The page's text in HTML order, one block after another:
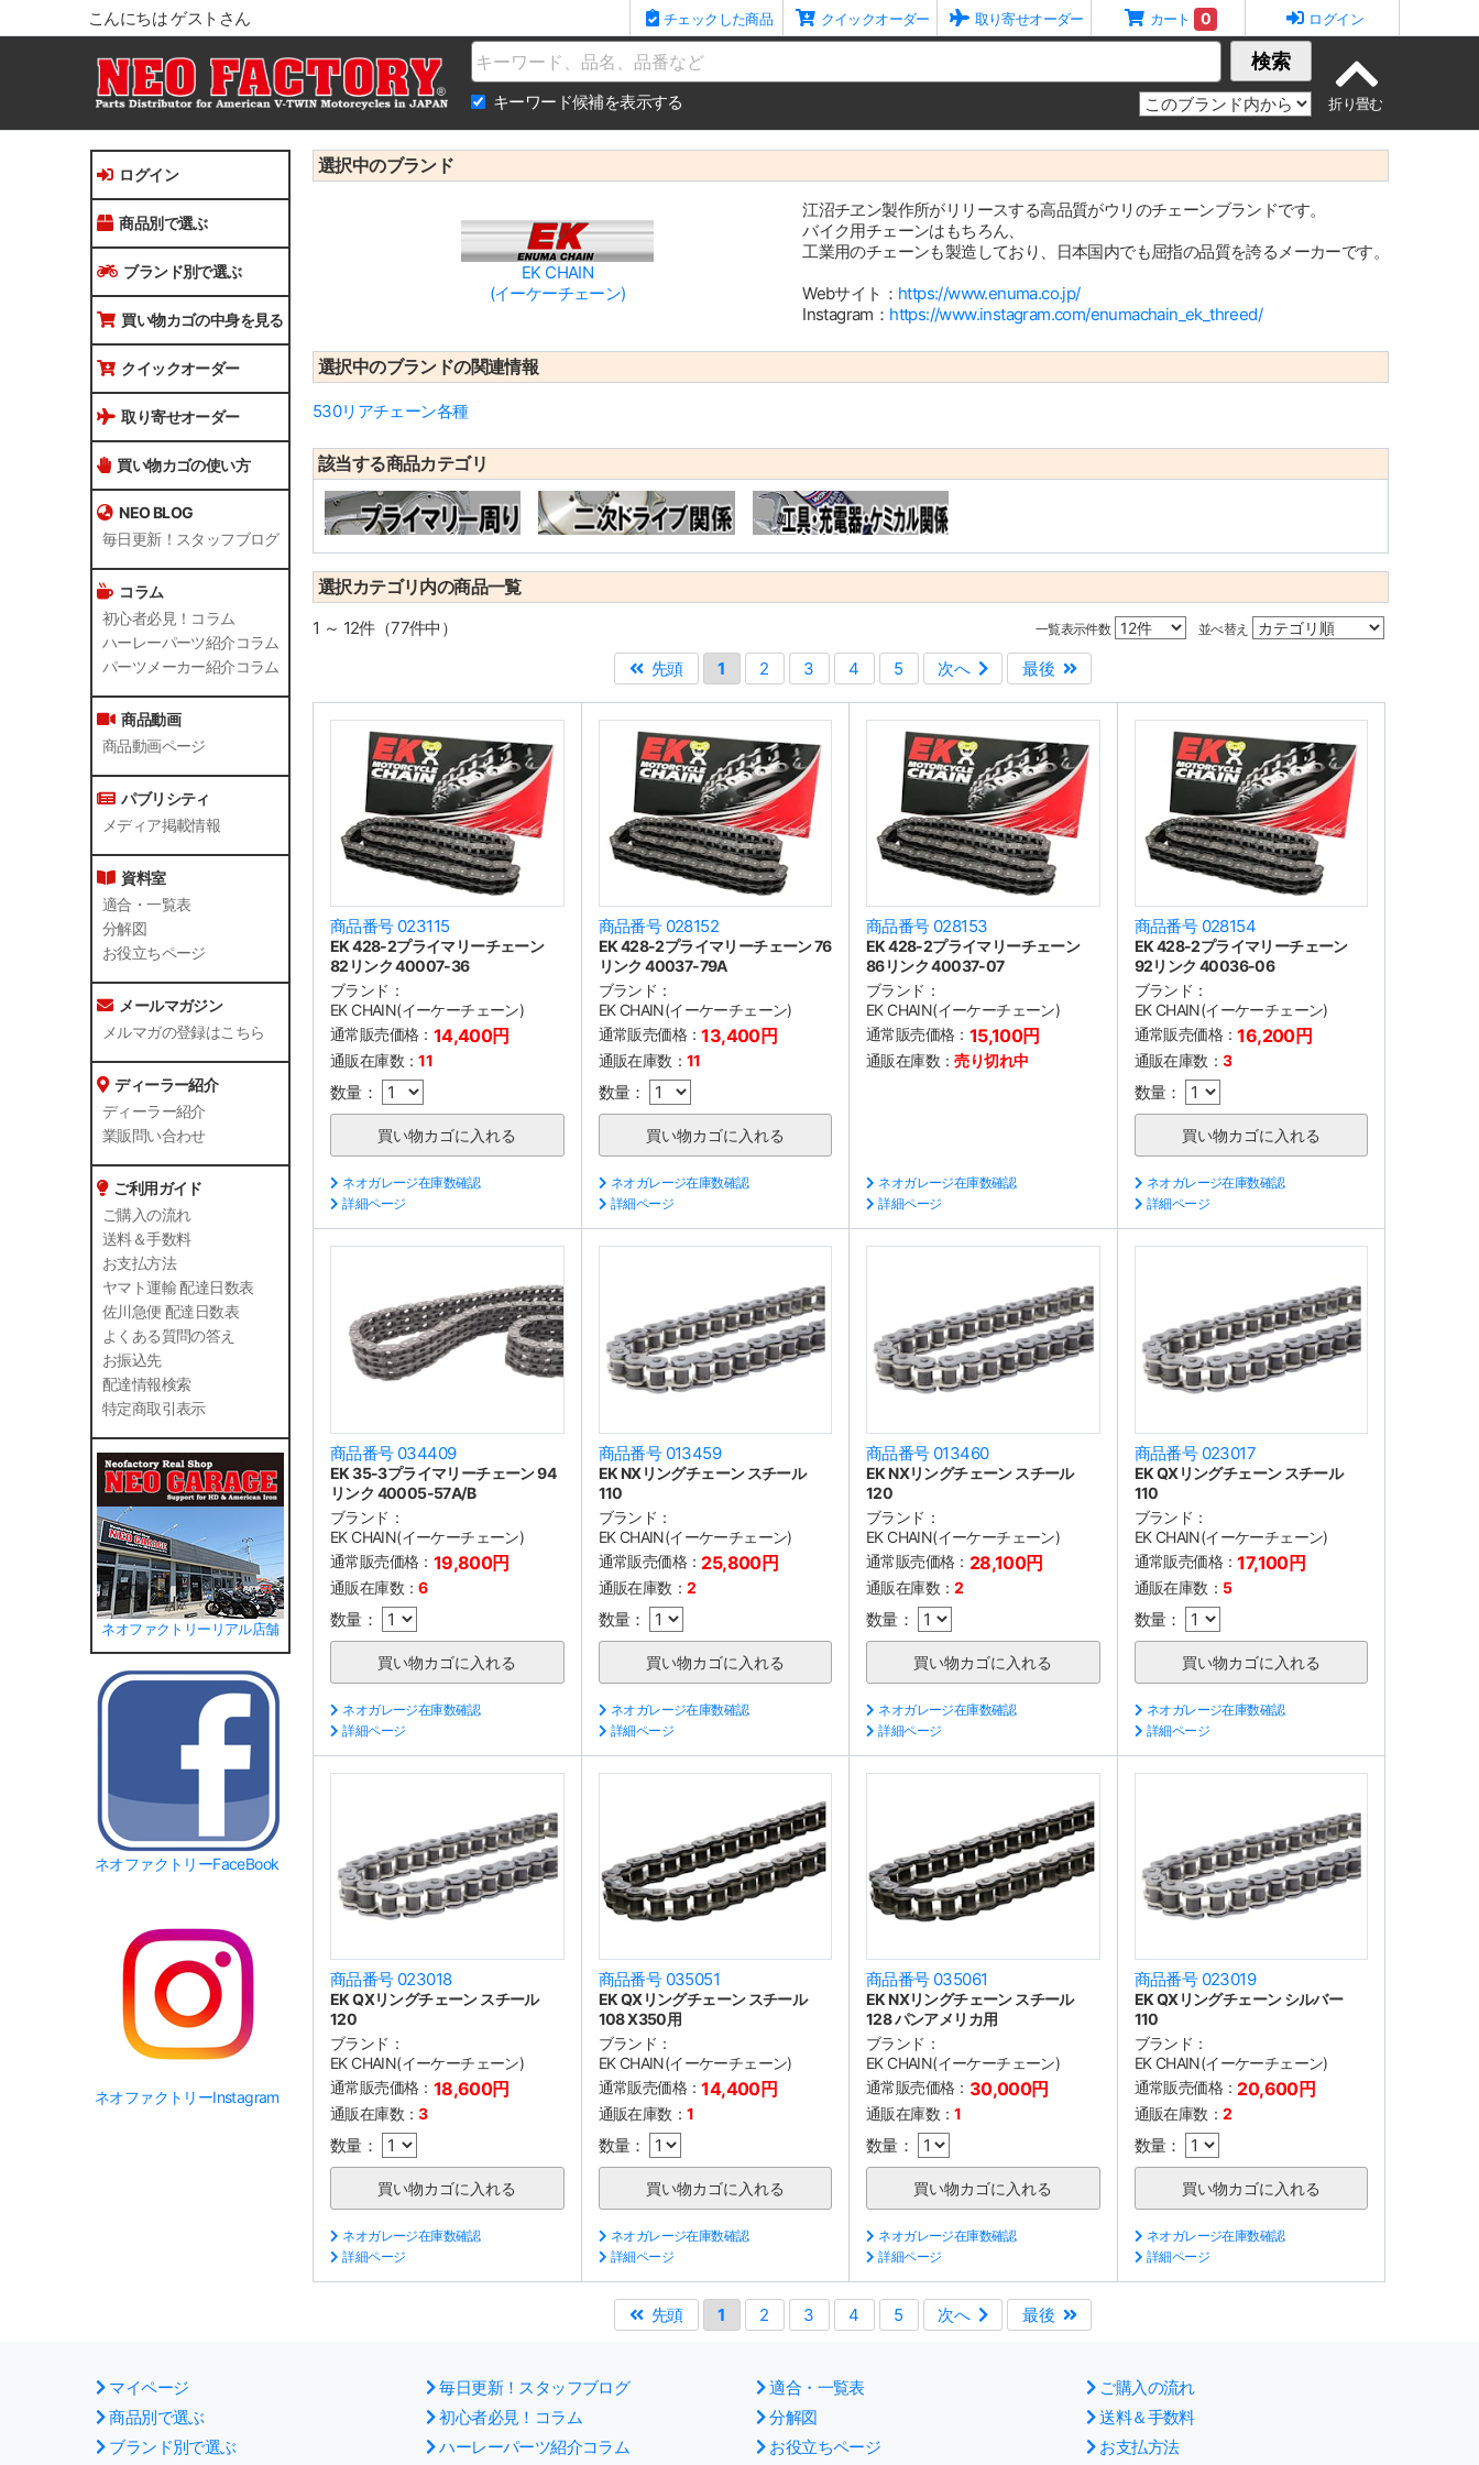
こんにちは ゲストさん チェックした商品 クイックオーダー 取り寄せオーダー カート 0 ログイン
Name 検索
キーワード候補を表示する
ログイン
商品別で選ぶ
ブランド別で選ぶ
買い物カゴの中身を見る
クイックオーダー
取り寄せオーダー
買い物カゴの使い方
NEO BLOG
毎日更新！スタッフブログ
コラム
初心者必見！コラム
ハーレーパーツ紹介コラム
パーツメーカー紹介コラム
商品動画
商品動画ページ
パブリシティ
メディア掲載情報
資料室
適合・一覧表
分解図
お役立ちページ
メールマガジン
メルマガの登録はこちら
ディーラー紹介
ディーラー紹介
業販問い合わせ
ご利用ガイド
ご購入の流れ
送料＆手数料
お支払方法
ヤマト運輸 配達日数表
佐川急便 配達日数表
よくある質問の答え
お振込先
配達情報検索
特定商取引表示
ネオファクトリーリアル店舗
ネオファクトリーFaceBook
ネオファクトリーInstagram
選択中のブランド
EK CHAIN
(イーケーチェーン)
江沼チヱン製作所がリリースする高品質がウリのチェーンブランドです。
バイク用チェーンはもちろん、
工業用のチェーンも製造しており、日本国内でも屈指の品質を誇るメーカーです。
Webサイト： https://www.enuma.co.jp/
Instagram： https://www.instagram.com/enumachain_ek_threed/
選択中のブランドの関連情報
530リアチェーン各種
該当する商品カテゴリ
選択カテゴリ内の商品一覧
一覧表示件数 並べ替え
1 ～ 12件（77件中）
先頭
1 2 3 4 5 次へ 最後
商品番号 023115
EK 428-2プライマリーチェーン
82リンク 40007-36
ブランド：
EK CHAIN(イーケーチェーン)
通常販売価格： 14,400円
通販在庫数：11
数量：
ネオガレージ在庫数確認
詳細ページ
商品番号 028152
EK 428-2プライマリーチェーン 76
リンク 40037-79A
ブランド：
EK CHAIN(イーケーチェーン)
通常販売価格：13,400円
通販在庫数： 11
数量：
ネオガレージ在庫数確認
詳細ページ
商品番号 028153
EK 428-2プライマリーチェーン
86リンク 40037-07
ブランド：
EK CHAIN(イーケーチェーン)
通常販売価格： 15,100円
通販在庫数：売り切れ中
ネオガレージ在庫数確認
詳細ページ
商品番号 028154
EK 428-2プライマリーチェーン
92リンク 40036-06
ブランド：
EK CHAIN(イーケーチェーン)
通常販売価格：16,200円
通販在庫数： 3
数量：
ネオガレージ在庫数確認
詳細ページ
商品番号 034409
EK 35-3プライマリーチェーン 94
リンク 40005-57A/B
ブランド：
EK CHAIN(イーケーチェーン)
通常販売価格： 19,800円
通販在庫数：6
数量：
ネオガレージ在庫数確認
詳細ページ
商品番号 013459
EK NXリングチェーン スチール
110
ブランド：
EK CHAIN(イーケーチェーン)
通常販売価格： 25,800円
通販在庫数： 2
数量：
ネオガレージ在庫数確認
詳細ページ
商品番号 013460
EK NXリングチェーン スチール
120
ブランド：
EK CHAIN(イーケーチェーン)
通常販売価格： 28,100円
通販在庫数：2
数量：
ネオガレージ在庫数確認
詳細ページ
商品番号 023017
EK QXリングチェーン スチール
110
ブランド：
EK CHAIN(イーケーチェーン)
通常販売価格：17,100円
通販在庫数： 5
数量：
ネオガレージ在庫数確認
詳細ページ
商品番号 023018
EK QXリングチェーン スチール
120
ブランド：
EK CHAIN(イーケーチェーン)
通常販売価格： 18,600円
通販在庫数：3
数量：
ネオガレージ在庫数確認
詳細ページ
商品番号 035051
EK QXリングチェーン スチール
108 X350用
ブランド：
EK CHAIN(イーケーチェーン)
通常販売価格：14,400円
通販在庫数： 1
数量：
ネオガレージ在庫数確認
詳細ページ
商品番号 035061
EK NXリングチェーン スチール
128 パンアメリカ用
ブランド：
EK CHAIN(イーケーチェーン)
通常販売価格： 30,000円
通販在庫数：1
数量：
ネオガレージ在庫数確認
詳細ページ
商品番号 023019
EK QXリングチェーン シルバー
110
ブランド：
EK CHAIN(イーケーチェーン)
通常販売価格： 20,600円
通販在庫数： 2
数量：
ネオガレージ在庫数確認
詳細ページ
先頭 1 2 3 4 5 次へ 最後
マイページ
商品別で選ぶ
ブランド別で選ぶ
毎日更新！スタッフブログ
初心者必見！コラム
ハーレーパーツ紹介コラム
適合・一覧表
分解図
お役立ちページ
ご購入の流れ
送料＆手数料
お支払方法